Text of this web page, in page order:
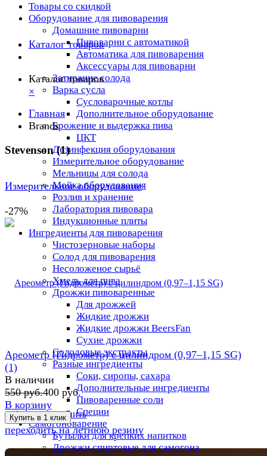
Товары со скидкой
Оборудование для пивоварения
Домашние пивоварни
Пивоварни с автоматикой
Автоматика для пивоварения
Аксессуары для пивоварни
Затирание солода
Варка сусла
Cусловарочные котлы
Дополнительное оборудование
Брожение и выдержка пива
ЦКТ
Дезинфекция оборудования
Измерительное оборудование
Мельницы для солода
Мойка оборудования
Розлив и хранение
Лаборатория пивовара
Индукционные плиты
Ингредиенты для пивоварения
Чистозерновые наборы
Солод для пивоварения
Несоложеное сырьё
Хмель для пива
Дрожжи пивоваренные
Для дрожжей
Жидкие дрожжи
Жидкие дрожжи BeersFan
Сухие дрожжи
Солодовые экстракты
Разные ингредиенты
Соки, сиропы, сахара
Дополнительные ингредиенты
Пивоваренные соли
Специи
Самогоноварение
Бутылки для крепких напитков
Дрожжи спиртовые для самогона
Каталог товаров
Каталог товаров
×
Главная
Brands
Stevenson (1)
Измерительное оборудование
-27%
избранное сравнить
Ареометр (Гидрометр) с цилиндром (0,97–1,15 SG)
(1)
В наличии
550 руб.400 руб.
В корзину
переходить на летнюю резину